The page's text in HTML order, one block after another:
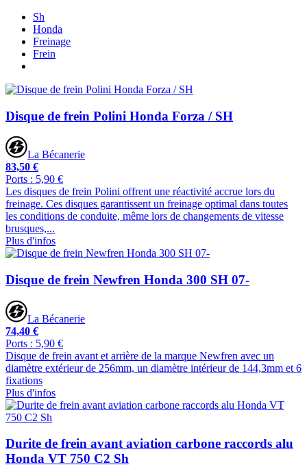
Sh
Honda
Freinage
Frein
Disque de frein Polini Honda Forza / SH
La Bécanerie
83,50 €
Ports : 5,90 €
Les disques de frein Polini offrent une réactivité accrue lors du
freinage. Ces disques garantissent un freinage optimal dans toutes
les conditions de conduite, même lors de changements de vitesse
brusques,...
Plus d'infos
Disque de frein Newfren Honda 300 SH 07-
La Bécanerie
74,40 €
Ports : 5,90 €
Disque de frein avant et arrière de la marque Newfren avec un
diamètre extérieur de 256mm, un diamètre intérieur de 144,3mm et 6
fixations
Plus d'infos
Durite de frein avant aviation carbone raccords alu
Honda VT 750 C2 Sh